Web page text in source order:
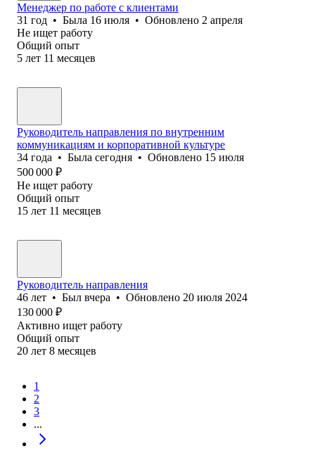
Менеджер по работе с клиентами
31 год • Была 16 июля • Обновлено 2 апреля
Не ищет работу
Общий опыт
5 лет 11 месяцев
Руководитель направления по внутренним
коммуникациям и корпоративной культуре
34 года • Была сегодня • Обновлено 15 июля
500 000 ₽
Не ищет работу
Общий опыт
15 лет 11 месяцев
Руководитель направления
46 лет • Был вчера • Обновлено 20 июля 2024
130 000 ₽
Активно ищет работу
Общий опыт
20 лет 8 месяцев
1
2
3
...